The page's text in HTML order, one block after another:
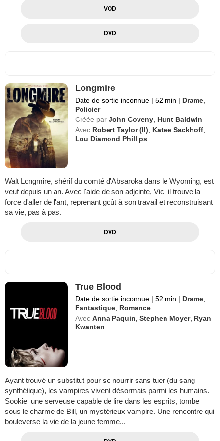
VOD
DVD
Longmire
Date de sortie inconnue | 52 min | Drame
Policier
Créée par John Coveny Hunt Baldwin
Avec Robert Taylor (II) Katee Sackhoff
Lou Diamond Phillips
Walt Longmire, shérif du comté d'Absaroka dans le Wyoming, est
veuf depuis un an. Avec l'aide de son adjointe, Vic, il trouve la
force d'aller de l'ant, reprenant goût à son travail et reconstruisant
sa vie, pas à pas.
DVD
True Blood
Date de sortie inconnue | 52 min | Drame,
Fantastique, Romance
Avec Anna Paquin,Stephen Moyer, Ryan
Kwanten
Ayant trouvé un substitut pour se nourrir sans tuer (du sang
synthétique), les vampires vivent désormais parmi les humains.
Sookie, une serveuse capable de lire dans les esprits, tombe
sous le charme de Bill, un mystérieux vampire. Une rencontre qui
bouleverse la vie de la jeune femme...